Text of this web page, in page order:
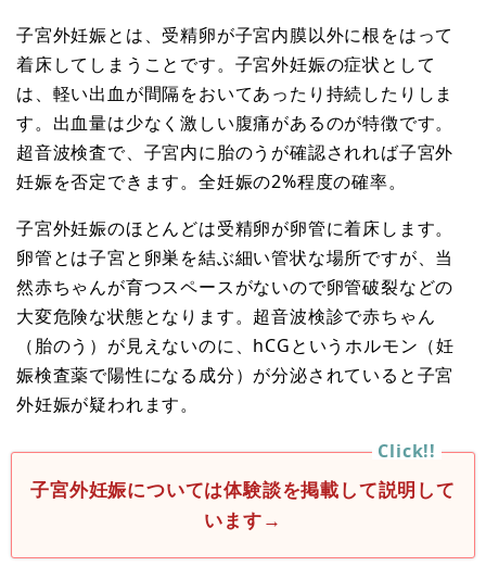
子宮外妊娠とは、受精卵が子宮内膜以外に根をはって
着床してしまうことです。子宮外妊娠の症状として
は、軽い出血が間隔をおいてあったり持続したりしま
す。出血量は少なく激しい腹痛があるのが特徴です。
超音波検査で、子宮内に胎のうが確認されれば子宮外
妊娠を否定できます。全妊娠の2%程度の確率。
子宮外妊娠のほとんどは受精卵が卵管に着床します。
卵管とは子宮と卵巣を結ぶ細い管状な場所ですが、当
然赤ちゃんが育つスペースがないので卵管破裂などの
大変危険な状態となります。超音波検診で赤ちゃん
（胎のう）が見えないのに、hCGというホルモン（妊
娠検査薬で陽性になる成分）が分泌されていると子宮
外妊娠が疑われます。
子宮外妊娠については体験談を掲載して説明して
います→